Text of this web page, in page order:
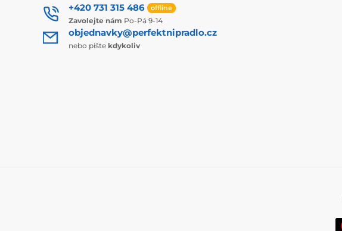
+420 731 315 486 offline
Zavolejte nám Po-Pá 9-14
objednavky@perfektnipradlo.cz
nebo pište kdykoliv